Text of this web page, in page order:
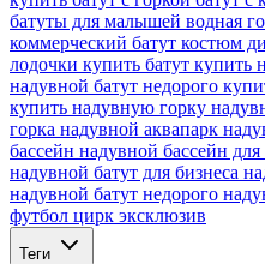
батуты для малышей водная
коммерческий батут костюм
лодочки купить батут купить
надувной батут недорого
купить надувную горку
горка надувной аквапарк
бассейн надувной бассейн для
надувной батут для бизнеса
надувной батут недорого
футбол цирк эксклюзив
Теги